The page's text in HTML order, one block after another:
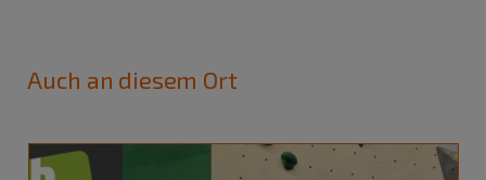
Auch an diesem Ort